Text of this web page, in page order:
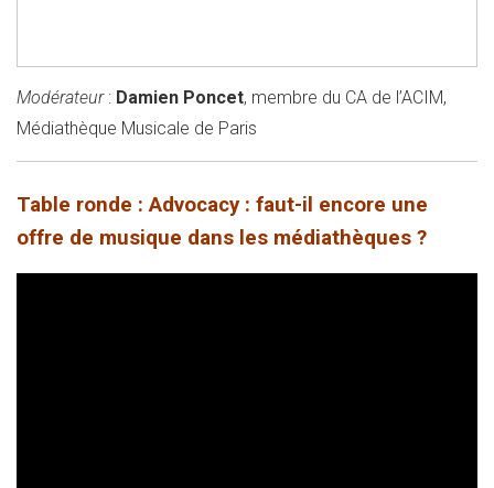
Modérateur: Damien Poncet, membre du CA de l’ACIM,
Médiathèque Musicale de Paris
Table ronde : Advocacy : faut-il encore une
offre de musique dans les médiathèques ?